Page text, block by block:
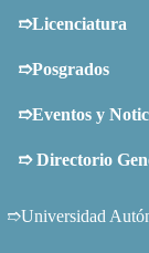
➱Licenciatura
➱Posgrados
➱Eventos y
➱Directorio
➱Universidad